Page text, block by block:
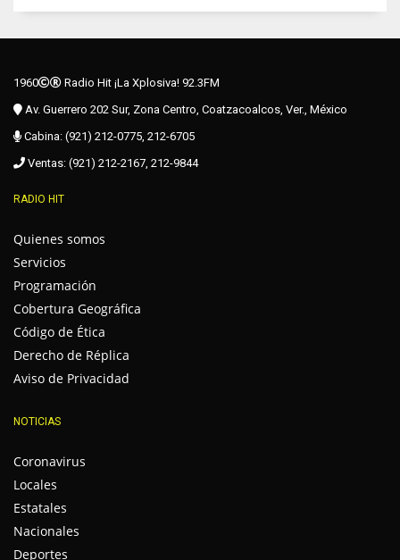
1960
Radio Hit ¡La Xplosiva! 92.3FM
Av. Guerrero 202 Sur, Zona Centro, Coatzacoalcos, Ver., México
Cabina: (921) 212-0775, 212-6705
Ventas: (921) 212-2167, 212-9844
RADIO HIT
Quienes somos
Servicios
Programación
Cobertura Geográfica
Código de Ética
Derecho de Réplica
Aviso de Privacidad
NOTICIAS
Coronavirus
Locales
Estatales
Nacionales
Deportes